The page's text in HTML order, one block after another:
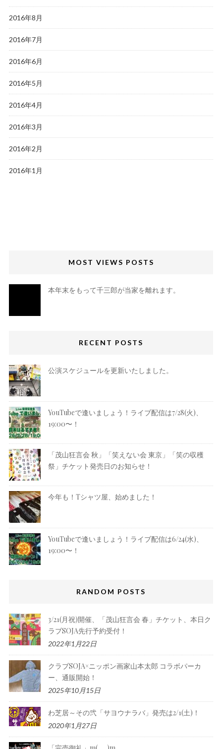
2016年8月
2016年7月
2016年6月
2016年5月
2016年4月
2016年3月
2016年2月
2016年1月
MOST VIEWS POSTS
本年末をもって千三郎が当家を離れます。
RECENT POSTS
公演スケジュールを更新いたしました。
YouTubeで逢いましょう！ライブ配信は7/28(火)、
19:00〜！
「茂山狂言会 秋」「笑えない会 東京」「笑の収穫
祭」チケット発売日のお知らせ！
今年も！Tシャツ屋、始めました！
YouTubeで逢いましょう！ライブ配信は6/24(水)、
19:00〜！
RANDOM POSTS
3/21(月祝)開催、「茂山狂言会 春」チケット、本日ク
ラブSOJA先行予約受付！
2022年1月22日
クラブSOJA×ニッポン画家山本太郎 コラボパーカ
ー、通販開始！
2025年10月15日
わ芝居～その弐「サヨウナラバ」発売は2/1(土)！
2020年1月27日